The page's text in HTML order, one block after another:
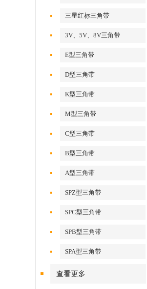
三星红标三角带
3V、5V、8V三角带
E型三角带
D型三角带
K型三角带
M型三角带
C型三角带
B型三角带
A型三角带
SPZ型三角带
SPC型三角带
SPB型三角带
SPA型三角带
查看更多